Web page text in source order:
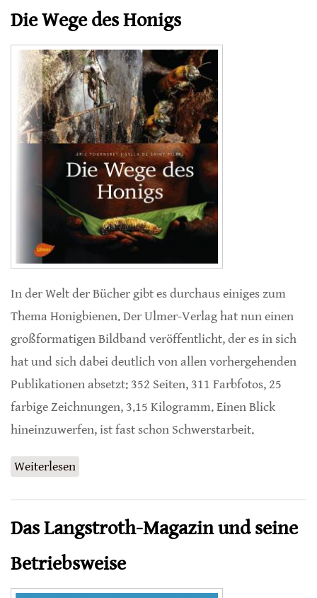
Die Wege des Honigs
In der Welt der Bücher gibt es durchaus einiges zum
Thema Honigbienen. Der Ulmer-Verlag hat nun einen
großformatigen Bildband veröffentlicht, der es in sich
hat und sich dabei deutlich von allen vorhergehenden
Publikationen absetzt: 352 Seiten, 311 Farbfotos, 25
farbige Zeichnungen, 3.15 Kilogramm. Einen Blick
hineinzuwerfen, ist fast schon Schwerstarbeit.
Weiterlesen
Das Langstroth-Magazin und seine
Betriebsweise